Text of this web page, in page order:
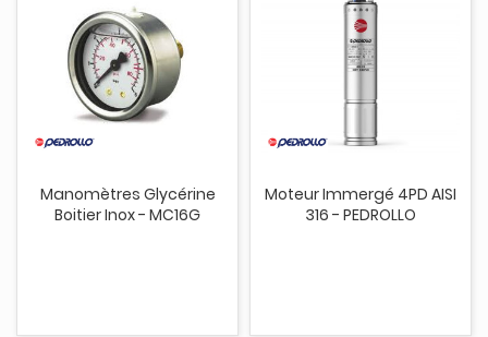
Manomètres Glycérine
Boitier Inox - MC16G
Moteur Immergé 4PD AISI
316 - PEDROLLO